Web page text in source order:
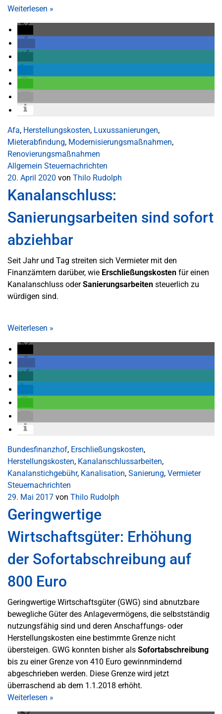
Weiterlesen »
Afa, Herstellungskosten, Luxussanierungen,
Mieterabfindung, Modernisierungsmaßnahmen,
Renovierungsmaßnahmen
Allgemein Steuernachrichten
20. April 2020 von Thilo Rudolph
Kanalanschluss:
Sanierungsarbeiten sind sofort
abziehbar
Seit Jahr und Tag streiten sich Vermieter mit den
Finanzämtern darüber, wie Erschließungskosten für einen
Kanalanschluss oderSanierungsarbeiten steuerlich zu
würdigen sind.
Weiterlesen »
Bundesfinanzhof, Erschließungskosten,
Herstellungskosten, Kanalanschlussarbeiten,
Kanalanstichgebühr, Kanalisation, Sanierung, Vermieter
Steuernachrichten
29. Mai 2017 von Thilo Rudolph
Geringwertige
Wirtschaftsgüter: Erhöhung
der Sofortabschreibung auf
800 Euro
Geringwertige Wirtschaftsgüter (GWG) sind abnutzbare
bewegliche Güter des Anlagevermögens, die selbstständig
nutzungsfähig sind und deren Anschaffungs- oder
Herstellungskosten eine bestimmte Grenze nicht
übersteigen. GWG konnten bisher als Sofortabschreibung
bis zu einer Grenze von 410 Euro gewinnmindernd
abgeschrieben werden. Diese Grenze wird jetzt
überraschend ab dem 1.1.2018 erhöht.
Weiterlesen »